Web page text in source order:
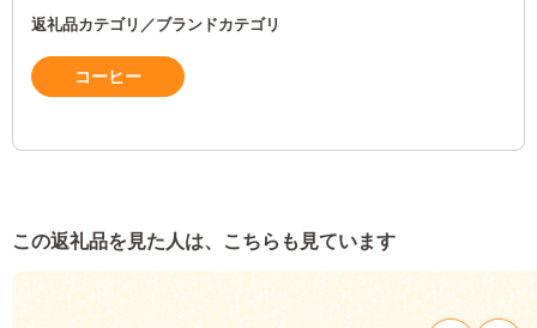
返礼品カテゴリ／ブランドカテゴリ
コーヒー
この返礼品を見た人は、こちらも見ています